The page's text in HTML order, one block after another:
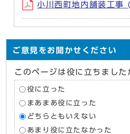
小川西町地内舗装工
ご意見をお聞かせください
このページは役に立ちました
役に立った
まあまあ役に立った
どちらともいえない
あまり役に立たなかった